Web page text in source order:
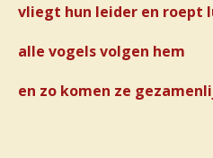
vliegt hun leider en roept
alle vogels volgen hem
en zo komen ze